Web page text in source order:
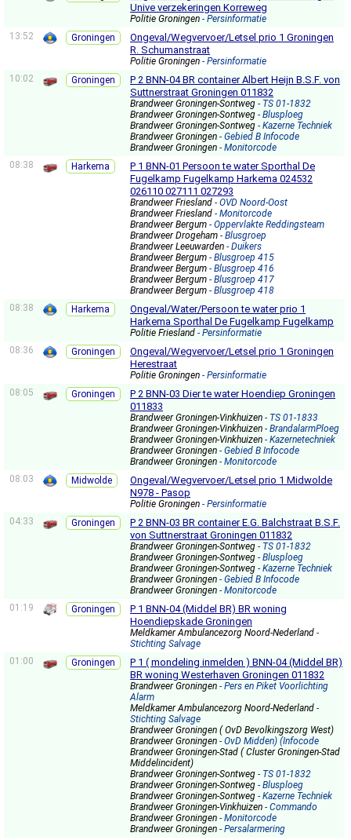
Unive verzekeringen Korreweg
Politie Groningen - Persinformatie
13:52
Groningen
Ongeval/Wegvervoer/Letsel prio 1 Groningen
R. Schumanstraat
Politie Groningen - Persinformatie
10:02
Groningen
P 2 BNN-04 BR container Albert Heijn B.S.F. von
Suttnerstraat Groningen 011832
Brandweer Groningen-Sontweg - TS 01-1832
Brandweer Groningen-Sontweg - Blusploeg
Brandweer Groningen-Sontweg - Kazerne Techniek
Brandweer Groningen - Gebied B Infocode
Brandweer Groningen - Monitorcode
08:38
Harkema
P 1 BNN-01 Persoon te water Sporthal De
Fugelkamp Fugelkamp Harkema 024532
026110 027111 027293
Brandweer Friesland - OVD Noord-Oost
Brandweer Friesland - Monitorcode
Brandweer Bergum - Oppervlakte Reddingsteam
Brandweer Drogeham - Blusgroep
Brandweer Leeuwarden - Duikers
Brandweer Bergum - Blusgroep 415
Brandweer Bergum - Blusgroep 416
Brandweer Bergum - Blusgroep 417
Brandweer Bergum - Blusgroep 418
08:38
Harkema
Ongeval/Water/Persoon te water prio 1
Harkema Sporthal De Fugelkamp Fugelkamp
Politie Friesland - Persinformatie
08:36
Groningen
Ongeval/Wegvervoer/Letsel prio 1 Groningen
Herestraat
Politie Groningen - Persinformatie
08:05
Groningen
P 2 BNN-03 Dier te water Hoendiep Groningen
011833
Brandweer Groningen-Vinkhuizen - TS 01-1833
Brandweer Groningen-Vinkhuizen - BrandalarmPloeg
Brandweer Groningen-Vinkhuizen - Kazernetechniek
Brandweer Groningen - Gebied B Infocode
Brandweer Groningen - Monitorcode
08:03
Midwolde
Ongeval/Wegvervoer/Letsel prio 1 Midwolde
N978 - Pasop
Politie Groningen - Persinformatie
04:33
Groningen
P 2 BNN-03 BR container E.G. Balchstraat B.S.F.
von Suttnerstraat Groningen 011832
Brandweer Groningen-Sontweg - TS 01-1832
Brandweer Groningen-Sontweg - Blusploeg
Brandweer Groningen-Sontweg - Kazerne Techniek
Brandweer Groningen - Gebied B Infocode
Brandweer Groningen - Monitorcode
01:19
Groningen
P 1 BNN-04 (Middel BR) BR woning
Hoendiepskade Groningen
Meldkamer Ambulancezorg Noord-Nederland -
Stichting Salvage
01:00
Groningen
P 1 ( mondeling inmelden ) BNN-04 (Middel BR)
BR woning Westerhaven Groningen 011832
Brandweer Groningen - Pers en Piket Voorlichting
Alarm
Meldkamer Ambulancezorg Noord-Nederland -
Stichting Salvage
Brandweer Groningen ( OvD Bevolkingszorg West)
Brandweer Groningen - OvD Midden) (Infocode
Brandweer Groningen-Stad ( Cluster Groningen-Stad
Middelincident)
Brandweer Groningen-Sontweg - TS 01-1832
Brandweer Groningen-Sontweg - Blusploeg
Brandweer Groningen-Sontweg - Kazerne Techniek
Brandweer Groningen-Vinkhuizen - Commando
Brandweer Groningen - Monitorcode
Brandweer Groningen - Persalarmering